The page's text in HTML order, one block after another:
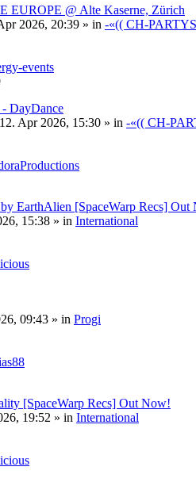
EUROPE @ Alte Kaserne, Zürich
2026, 20:39 » in -«(( CH-
events
DayDance
Apr 2026, 15:30 » in -«(( CH-
EarthAlien [SpaceWarp Recs] Out
15:38 » in International
09:43 » in Progi
[SpaceWarp Recs] Out Now!
19:52 » in International